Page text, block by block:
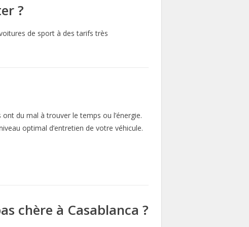
?
de sport à des tarifs très
du mal à trouver le temps ou l’énergie.
optimal d’entretien de votre véhicule.
chère à Casablanca ?